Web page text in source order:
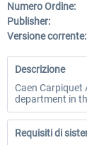
Numero Ordine:
Publisher:
Versione corrente:
Descrizione
Caen Carpiquet
department in
Requisiti di